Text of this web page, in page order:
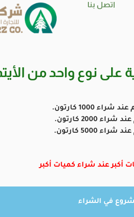
اتصل بنا
نوع واحد من
أكبر عند شراء كميات أكبر
في الشراء